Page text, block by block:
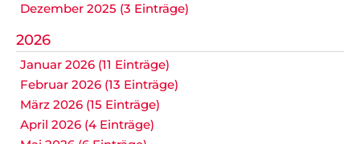
Dezember 2025 (3 Einträge)
2026
Januar 2026 (11 Einträge)
Februar 2026 (13 Einträge)
März 2026 (15 Einträge)
April 2026 (4 Einträge)